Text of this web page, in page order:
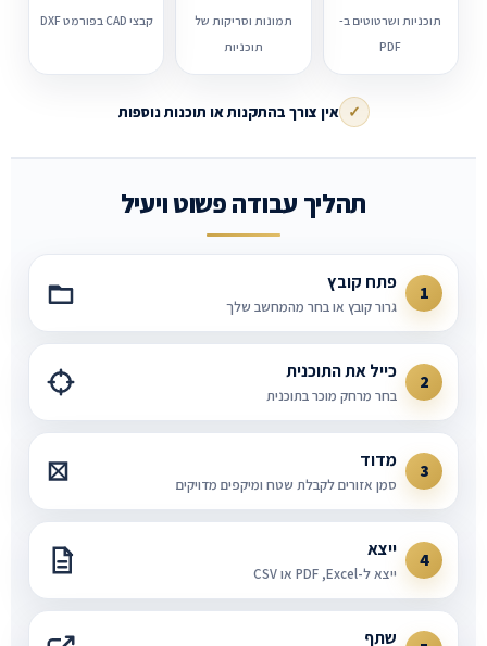
תוכניות ושרטוטים ב-
PDF
תמונות וסריקות של
תוכניות
קבצי CAD בפורמט DXF
✓ אין צורך בהתקנות או תוכנות נוספות
תהליך עבודה פשוט ויעיל
פתח קובץ
גרור קובץ או בחר מהמחשב שלך
כייל את התוכנית
בחר מרחק מוכר בתוכנית
מדוד
סמן אזורים לקבלת שטח ומיקפים מדויקים
ייצא
ייצא ל-PDF ,Excel או CSV
שתף